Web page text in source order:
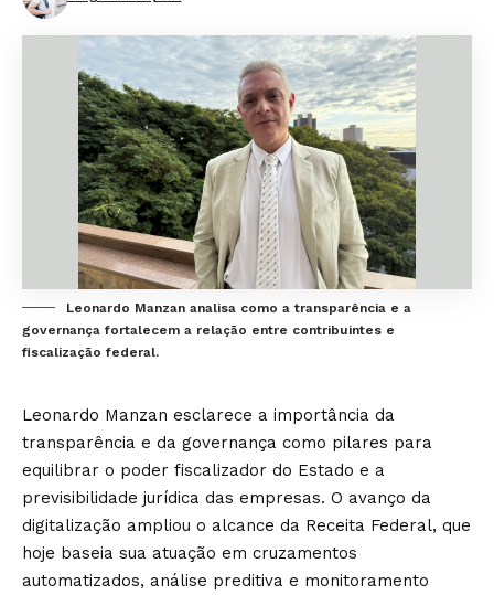
Leonardo Manzan analisa como a transparência e a
governança fortalecem a relação entre contribuintes e
fiscalização federal.
Leonardo Manzan esclarece a importância da
transparência e da governança como pilares para
equilibrar o poder fiscalizador do Estado e a
previsibilidade jurídica das empresas. O avanço da
digitalização ampliou o alcance da Receita Federal, que
hoje baseia sua atuação em cruzamentos
automatizados, análise preditiva e monitoramento